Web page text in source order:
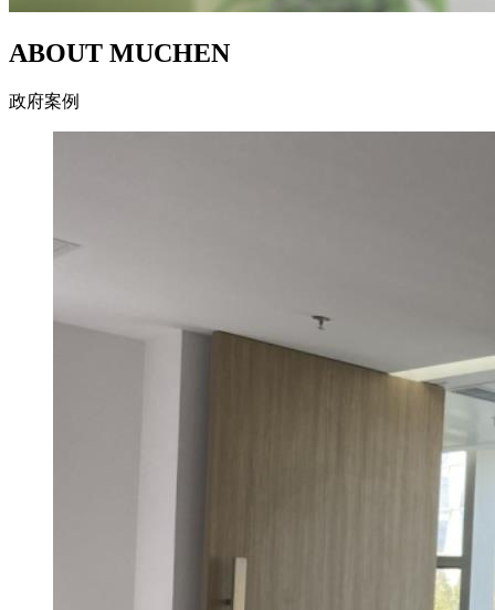
ABOUT MUCHEN
政府案例